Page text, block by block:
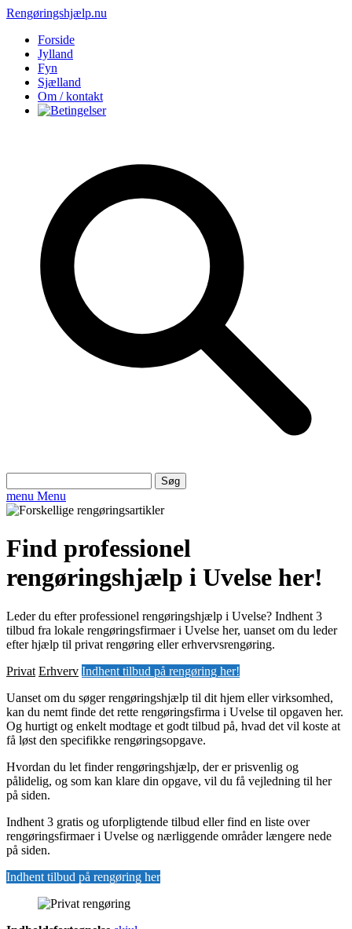
Rengøringshjælp.nu
Forside
Jylland
Fyn
Sjælland
Om / kontakt
efter:
menu Menu
Find professionel
rengøringshjælp i Uvelse her!
Leder du efter professionel rengøringshjælp i Uvelse? Indhent 3
tilbud fra lokale rengøringsfirmaer i Uvelse her, uanset om du leder
efter hjælp til privat rengøring eller erhvervsrengøring.
Privat Erhverv Indhent tilbud på rengøring her!
Uanset om du søger rengøringshjælp til dit hjem eller virksomhed,
kan du nemt finde det rette rengøringsfirma i Uvelse til opgaven her.
Og hurtigt og enkelt modtage et godt tilbud på, hvad det vil koste at
få løst den specifikke rengøringsopgave.
Hvordan du let finder rengøringshjælp, der er prisvenlig og
pålidelig, og som kan klare din opgave, vil du få vejledning til her
på siden.
Indhent 3 gratis og uforpligtende tilbud eller find en liste over
rengøringsfirmaer i Uvelse og nærliggende områder længere nede
på siden.
Indhent tilbud på rengøring her